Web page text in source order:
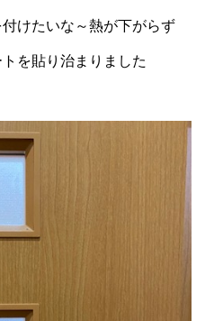
けたいな～熱が下がらず
を貼り治まりました